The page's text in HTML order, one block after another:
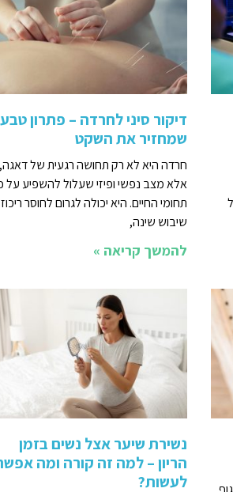
דיקור סיני לחרדה – פתרון
שמחזיר את השקט
חרדה היא לא רק תחושה רגעית של דאגה,
אלא מצב נפשי ופיזי שעלול להשפיע על
תחומי החיים. היא יכולה לגרום לחוסר
שיבוש שינה,
להמשך קריאה »
נשירת שיער אצל נשים בזמן
הריון – למה זה קורה ומה
לעשות?